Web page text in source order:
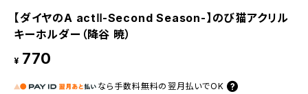
【ダイヤのA actⅡ-Second Season-】のび猫アクリル
キーホルダー（降谷 暁）
¥ 770
なら 手数料無料の 翌月払いでOK